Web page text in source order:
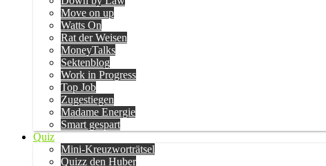
Move on up
Watts On
Rat der Weisen
MoneyTalks
Sektenblog
Work in Progress
Top Job
Zugestiegen
Madame Energie
Smart gespart
Quiz
Mini-Kreuzworträtsel
Quizz den Huber